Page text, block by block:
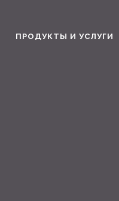
ПРОДУКТЫ И УСЛУГИ